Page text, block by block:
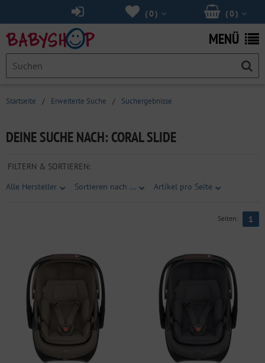
(0 )
(0 )
MENÜ
Startseite / Erweiterte Suche / Suchergebnisse
DEINE SUCHE NACH: CORAL SLIDE
FILTERN & SORTIEREN:
Alle Hersteller
Sortieren nach ... Artikel pro Seite
Seiten: 1